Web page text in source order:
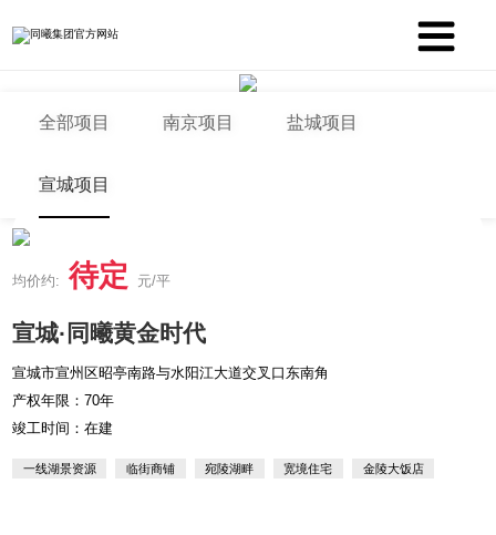
全部项目 南京项目 盐城项目
宣城项目
均价约: 待定 元/平
宣城·同曦黄金时代
宣城市宣州区昭亭南路与水阳江大道交叉口东南角
产权年限：70年
竣工时间：在建
一线湖景资源 临街商铺 宛陵湖畔 宽境住宅 金陵大饭店